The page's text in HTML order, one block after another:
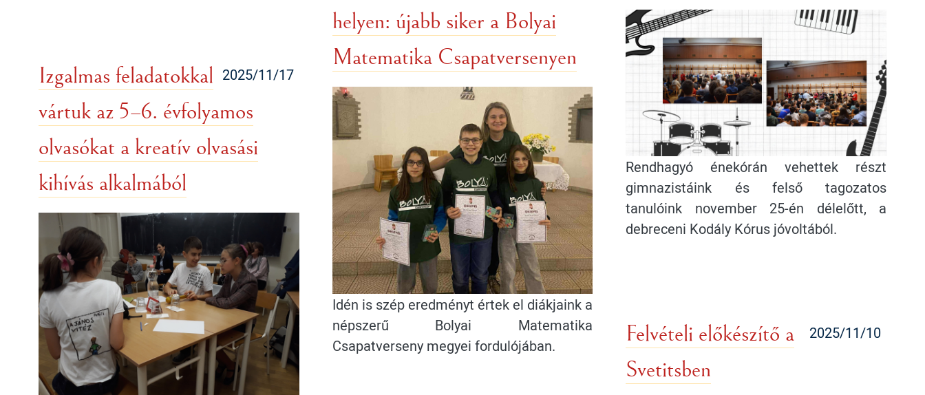
Rendhagyó énekórán vehettek részt
gimnazistáink és felső tagozatos
tanulóink november 25-én délelőtt, a
debreceni Kodály Kórus jóvoltából.
helyen: újabb siker a Bolyai
Matematika Csapatversenyen
Idén is szép eredményt értek el diákjaink a
népszerű Bolyai Matematika
Csapatverseny megyei fordulójában.
2025/11/17
Izgalmas feladatokkal
vártuk az 5–6. évfolyamos
olvasókat a kreatív olvasási
kihívás alkalmából
2025/11/10
Felvételi előkészítő a
Svetitsben